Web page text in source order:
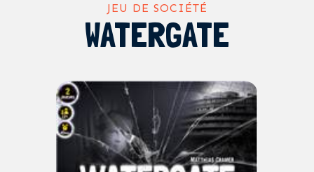
JEU DE SOCIÉTÉ
WATERGATE